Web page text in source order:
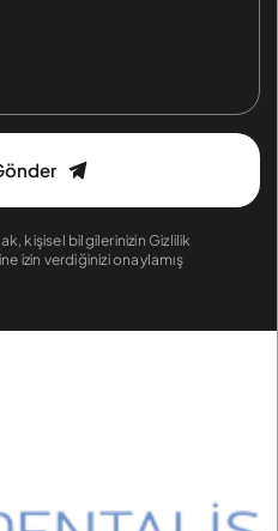
kişisel bilgilerinizin Gizlilik
izin verdiğinizi onaylamış